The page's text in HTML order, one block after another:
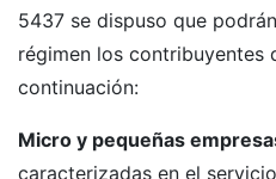
5437 se dispuso que
régimen los contribuyentes
continuación:
Micro y pequeñas
caracterizadas en el